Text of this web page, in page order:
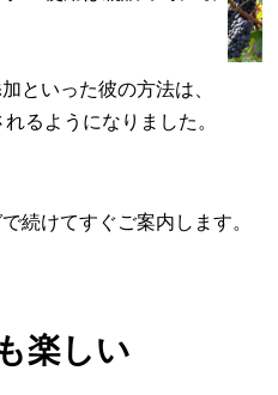
といった彼の方法は、
るようになりました。
続けてすぐご案内します。
楽しい